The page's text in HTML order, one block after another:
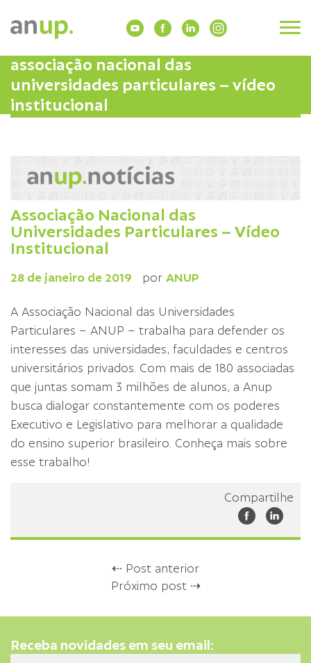
associação nacional das
universidades particulares – vídeo
institucional
Associação Nacional das
Universidades Particulares – Vídeo
Institucional
28 de janeiro de 2019 por ANUP
A Associação Nacional das Universidades
Particulares – ANUP – trabalha para defender os
interesses das universidades, faculdades e centros
universitários privados. Com mais de 180 associadas
que juntas somam 3 milhões de alunos, a Anup
busca dialogar constantemente com os poderes
Executivo e Legislativo para melhorar a qualidade
do ensino superior brasileiro. Conheça mais sobre
esse trabalho!
Compartilhe
⇠ Post anterior
Próximo post ⇢
Receba novidades em seu email: